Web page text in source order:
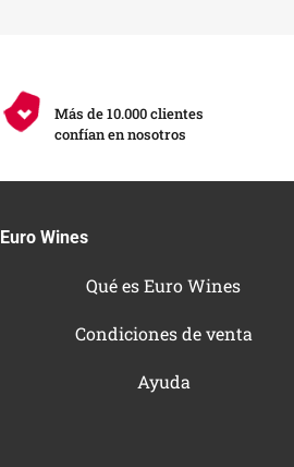
Más de 10.000 clientes
confían en nosotros
Euro Wines
Qué es Euro Wines
Condiciones de venta
Ayuda